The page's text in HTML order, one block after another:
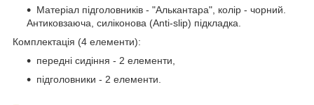
Матеріал підголовників - "Алькантара", колір - чорний.
Антиковзаюча, силіконова (Anti-slip) підкладка.
Комплектація (4 елементи):
передні сидіння - 2 елементи,
підголовники - 2 елементи.